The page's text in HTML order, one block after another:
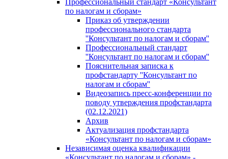
Профессиональный стандарт «Консультант
по налогам и сборам»
Приказ об утверждении
профессионального стандарта
''Консультант по налогам и сборам''
Профессиональный стандарт
''Консультант по налогам и сборам''
Пояснительная записка к
профстандарту ''Консультант по
налогам и сборам''
Видеозапись пресс-конференции по
поводу утверждения профстандарта
(02.12.2021)
Архив
Актуализация профстандарта
«Консультант по налогам и сборам»
Независимая оценка квалификации
«Консультант по налогам и сборам» -